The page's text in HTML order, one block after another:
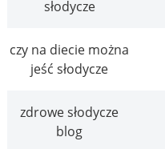
słodycze
czy na diecie można
jeść słodycze
zdrowe słodycze
blog